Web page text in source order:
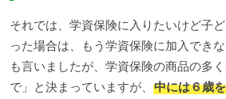
それでは、学資保険に入りたいけど子
った場合は、もう学資保険に加入でき
も言いましたが、学資保険の商品の多
で」と決まっていますが、 中には６歳